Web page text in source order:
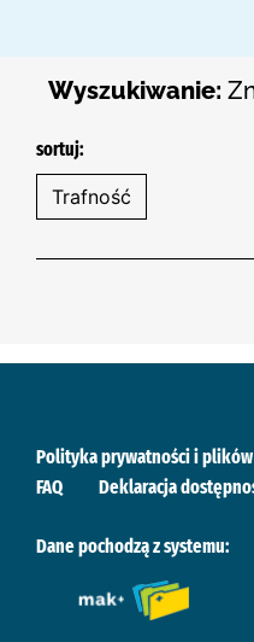
Wyszukiwanie:
sortuj:
Polityka prywatności i
FAQ
Deklaracja
Dane pochodzą z systemu: